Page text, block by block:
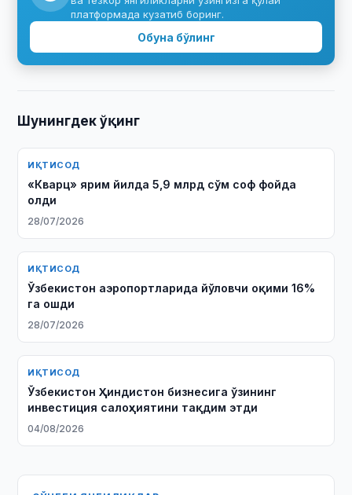
платформада кузатиб боринг.
Обуна бўлинг
Шунингдек ўқинг
ИҚТИСОД
«Кварц» ярим йилда 5,9 млрд сўм соф фойда
олди
28/07/2026
ИҚТИСОД
Ўзбекистон аэропортларида йўловчи оқими 16%
га ошди
28/07/2026
ИҚТИСОД
Ўзбекистон Ҳиндистон бизнесига ўзининг
инвестиция салоҳиятини тақдим этди
04/08/2026